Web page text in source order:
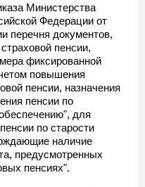
Министерства
Федерации от
документов,
пенсии,
фиксированной
повышения
пенсии, назначения
пенсии по
для
по старости
наличие
предусмотренных
пенсиях".